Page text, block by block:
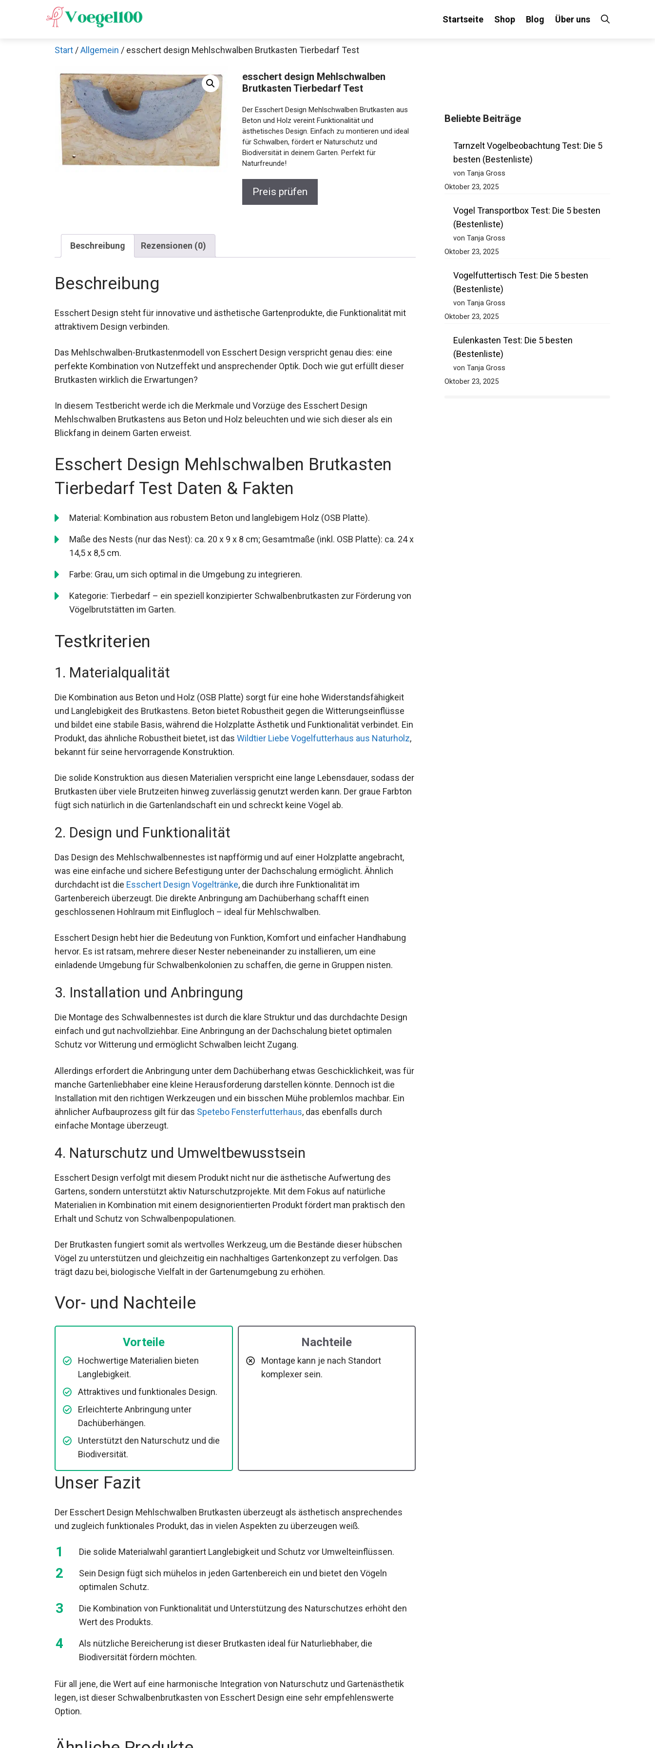
Startseite Shop Blog Über uns
Start /Allgemein / esschert design Mehlschwalben Brutkasten Tierbedarf Test
esschert design Mehlschwalben
Brutkasten Tierbedarf Test
Der Esschert Design Mehlschwalben Brutkasten aus
Beton und Holz vereint Funktionalität und
ästhetisches Design. Einfach zu montieren und ideal
für Schwalben, fördert er Naturschutz und
Biodiversität in deinem Garten. Perfekt für
Naturfreunde!
Preis prüfen
Beschreibung Rezensionen (0)
Beschreibung
Esschert Design steht für innovative und ästhetische Gartenprodukte, die Funktionalität mit
attraktivem Design verbinden.
Das Mehlschwalben-Brutkastenmodell von Esschert Design verspricht genau dies: eine
perfekte Kombination von Nutzeffekt und ansprechender Optik. Doch wie gut erfüllt dieser
Brutkasten wirklich die Erwartungen?
In diesem Testbericht werde ich die Merkmale und Vorzüge des Esschert Design
Mehlschwalben Brutkastens aus Beton und Holz beleuchten und wie sich dieser als ein
Blickfang in deinem Garten erweist.
Esschert Design Mehlschwalben Brutkasten
Tierbedarf Test Daten & Fakten
Material: Kombination aus robustem Beton und langlebigem Holz (OSB Platte).
Maße des Nests (nur das Nest): ca. 20 x 9 x 8 cm; Gesamtmaße (inkl. OSB Platte): ca. 24 x
14,5 x 8,5 cm.
Farbe: Grau, um sich optimal in die Umgebung zu integrieren.
Kategorie: Tierbedarf – ein speziell konzipierter Schwalbenbrutkasten zur Förderung von
Vögelbrutstätten im Garten.
Testkriterien
1. Materialqualität
Die Kombination aus Beton und Holz (OSB Platte) sorgt für eine hohe Widerstandsfähigkeit
und Langlebigkeit des Brutkastens. Beton bietet Robustheit gegen die Witterungseinflüsse
und bildet eine stabile Basis, während die Holzplatte Ästhetik und Funktionalität verbindet. Ein
Produkt, das ähnliche Robustheit bietet, ist das Wildtier Liebe Vogelfutterhaus aus Naturholz,
bekannt für seine hervorragende Konstruktion.
Die solide Konstruktion aus diesen Materialien verspricht eine lange Lebensdauer, sodass der
Brutkasten über viele Brutzeiten hinweg zuverlässig genutzt werden kann. Der graue Farbton
fügt sich natürlich in die Gartenlandschaft ein und schreckt keine Vögel ab.
2. Design und Funktionalität
Das Design des Mehlschwalbennestes ist napfförmig und auf einer Holzplatte angebracht,
was eine einfache und sichere Befestigung unter der Dachschalung ermöglicht. Ähnlich
durchdacht ist die Esschert Design Vogeltränke, die durch ihre Funktionalität im
Gartenbereich überzeugt. Die direkte Anbringung am Dachüberhang schafft einen
geschlossenen Hohlraum mit Einflugloch – ideal für Mehlschwalben.
Esschert Design hebt hier die Bedeutung von Funktion, Komfort und einfacher Handhabung
hervor. Es ist ratsam, mehrere dieser Nester nebeneinander zu installieren, um eine
einladende Umgebung für Schwalbenkolonien zu schaffen, die gerne in Gruppen nisten.
3. Installation und Anbringung
Die Montage des Schwalbennestes ist durch die klare Struktur und das durchdachte Design
einfach und gut nachvollziehbar. Eine Anbringung an der Dachschalung bietet optimalen
Schutz vor Witterung und ermöglicht Schwalben leicht Zugang.
Allerdings erfordert die Anbringung unter dem Dachüberhang etwas Geschicklichkeit, was für
manche Gartenliebhaber eine kleine Herausforderung darstellen könnte. Dennoch ist die
Installation mit den richtigen Werkzeugen und ein bisschen Mühe problemlos machbar. Ein
ähnlicher Aufbauprozess gilt für das Spetebo Fensterfutterhaus, das ebenfalls durch
einfache Montage überzeugt.
4. Naturschutz und Umweltbewusstsein
Esschert Design verfolgt mit diesem Produkt nicht nur die ästhetische Aufwertung des
Gartens, sondern unterstützt aktiv Naturschutzprojekte. Mit dem Fokus auf natürliche
Materialien in Kombination mit einem designorientierten Produkt fördert man praktisch den
Erhalt und Schutz von Schwalbenpopulationen.
Der Brutkasten fungiert somit als wertvolles Werkzeug, um die Bestände dieser hübschen
Vögel zu unterstützen und gleichzeitig ein nachhaltiges Gartenkonzept zu verfolgen. Das
trägt dazu bei, biologische Vielfalt in der Gartenumgebung zu erhöhen.
Vor- und Nachteile
Vorteile
Hochwertige Materialien bieten
Langlebigkeit.
Attraktives und funktionales Design.
Erleichterte Anbringung unter
Dachüberhängen.
Unterstützt den Naturschutz und die
Biodiversität.
Nachteile
Montage kann je nach Standort
komplexer sein.
Unser Fazit
Der Esschert Design Mehlschwalben Brutkasten überzeugt als ästhetisch ansprechendes
und zugleich funktionales Produkt, das in vielen Aspekten zu überzeugen weiß.
Die solide Materialwahl garantiert Langlebigkeit und Schutz vor Umwelteinflüssen.
Sein Design fügt sich mühelos in jeden Gartenbereich ein und bietet den Vögeln
optimalen Schutz.
Die Kombination von Funktionalität und Unterstützung des Naturschutzes erhöht den
Wert des Produkts.
Als nützliche Bereicherung ist dieser Brutkasten ideal für Naturliebhaber, die
Biodiversität fördern möchten.
Für all jene, die Wert auf eine harmonische Integration von Naturschutz und Gartenästhetik
legen, ist dieser Schwalbenbrutkasten von Esschert Design eine sehr empfehlenswerte
Option.
Beliebte Beiträge
Tarnzelt Vogelbeobachtung Test: Die 5
besten (Bestenliste)
von Tanja Gross
Oktober 23, 2025
Vogel Transportbox Test: Die 5 besten
(Bestenliste)
von Tanja Gross
Oktober 23, 2025
Vogelfuttertisch Test: Die 5 besten
(Bestenliste)
von Tanja Gross
Oktober 23, 2025
Eulenkasten Test: Die 5 besten
(Bestenliste)
von Tanja Gross
Oktober 23, 2025